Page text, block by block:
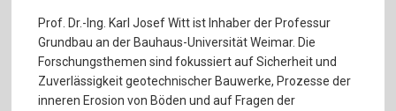
Prof. Dr.-Ing. Karl Josef Witt ist Inhaber der Professur
Grundbau an der Bauhaus-Universität Weimar. Die
Forschungsthemen sind fokussiert auf Sicherheit und
Zuverlässigkeit geotechnischer Bauwerke, Prozesse der
inneren Erosion von Böden und auf Fragen der